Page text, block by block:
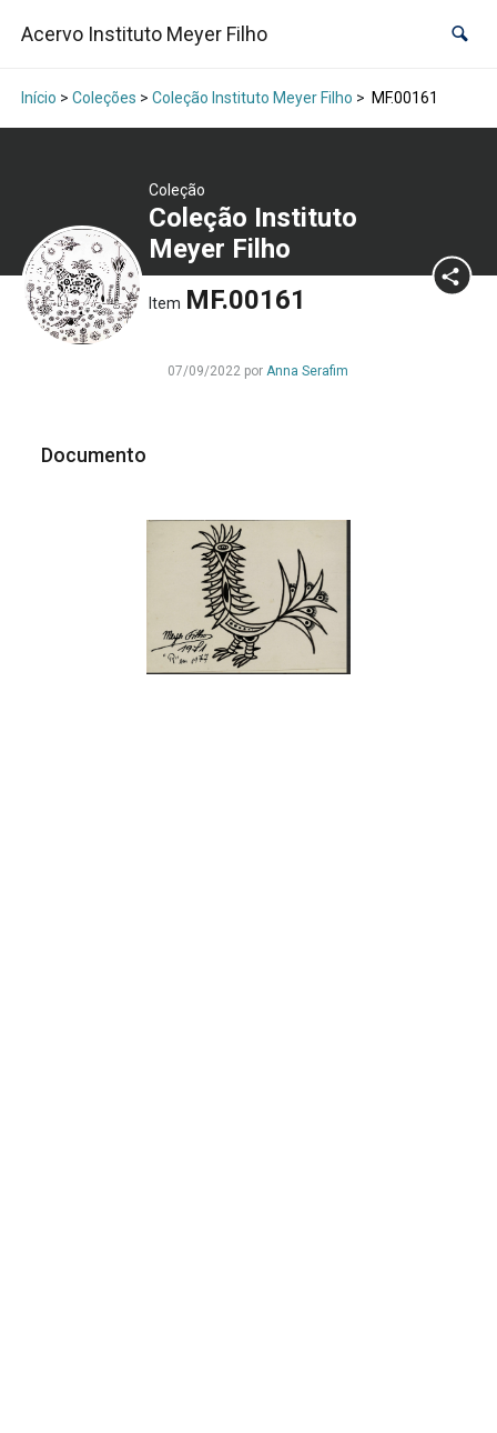
Acervo Instituto Meyer Filho
Início > Coleções > Coleção Instituto Meyer Filho > MF.00161
Coleção
Coleção Instituto
Meyer Filho
Item MF.00161
07/09/2022 por Anna Serafim
Documento